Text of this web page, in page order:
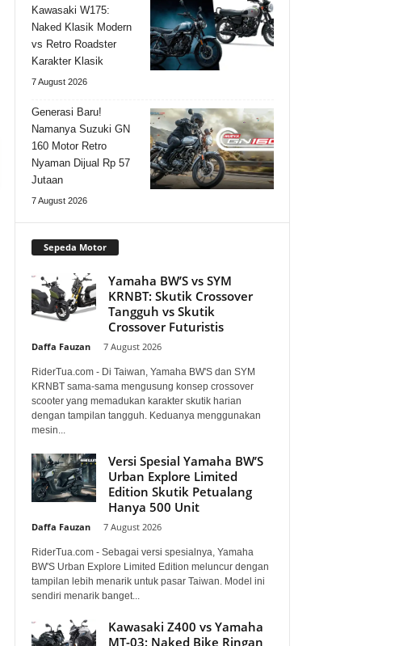
Kawasaki W175:
Naked Klasik Modern
vs Retro Roadster
Karakter Klasik
7 August 2026
Generasi Baru!
Namanya Suzuki GN
160 Motor Retro
Nyaman Dijual Rp 57
Jutaan
7 August 2026
Sepeda Motor
Yamaha BW’S vs SYM
KRNBT: Skutik Crossover
Tangguh vs Skutik
Crossover Futuristis
Daffa Fauzan 7 August 2026
RiderTua.com - Di Taiwan, Yamaha BW'S dan SYM
KRNBT sama-sama mengusung konsep crossover
scooter yang memadukan karakter skutik harian
dengan tampilan tangguh. Keduanya menggunakan
mesin...
Versi Spesial Yamaha BW’S
Urban Explore Limited
Edition Skutik Petualang
Hanya 500 Unit
Daffa Fauzan 7 August 2026
RiderTua.com - Sebagai versi spesialnya, Yamaha
BW'S Urban Explore Limited Edition meluncur dengan
tampilan lebih menarik untuk pasar Taiwan. Model ini
sendiri menarik banget...
Kawasaki Z400 vs Yamaha
MT-03: Naked Bike Ringan